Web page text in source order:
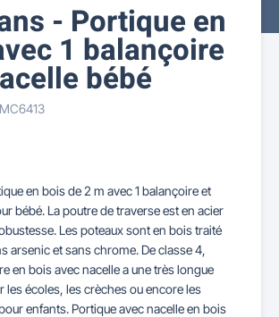
- Portique en
1 balançoire
bébé
en bois de 2 m avec 1 balançoire et
bébé. La poutre de traverse est en acier
Les poteaux sont en bois traité
arsenic et sans chrome. De classe 4,
en bois avec nacelle a une très longue
les écoles, les crèches ou encore les
enfants. Portique avec nacelle en bois